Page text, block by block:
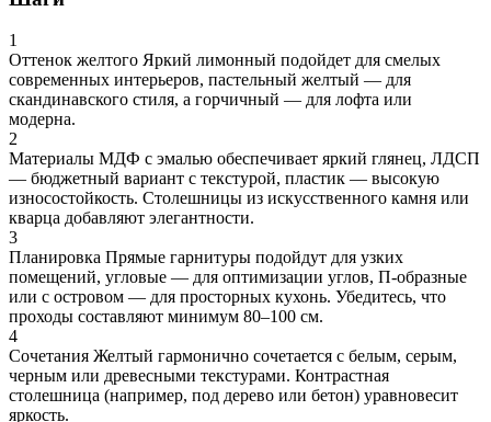
1
Оттенок желтого Яркий лимонный подойдет для смелых
современных интерьеров, пастельный желтый — для
скандинавского стиля, а горчичный — для лофта или
модерна.
2
Материалы МДФ с эмалью обеспечивает яркий глянец, ЛДСП
— бюджетный вариант с текстурой, пластик — высокую
износостойкость. Столешницы из искусственного камня или
кварца добавляют элегантности.
3
Планировка Прямые гарнитуры подойдут для узких
помещений, угловые — для оптимизации углов, П-образные
или с островом — для просторных кухонь. Убедитесь, что
проходы составляют минимум 80–100 см.
4
Сочетания Желтый гармонично сочетается с белым, серым,
черным или древесными текстурами. Контрастная
столешница (например, под дерево или бетон) уравновесит
яркость.